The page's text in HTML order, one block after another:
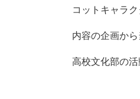
コットキャラ
内容の企画か
高校文化部の